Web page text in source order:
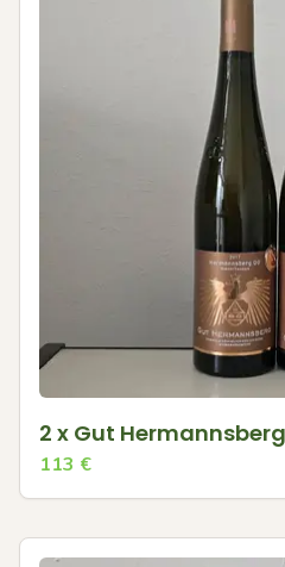
2 x Gut
113 €